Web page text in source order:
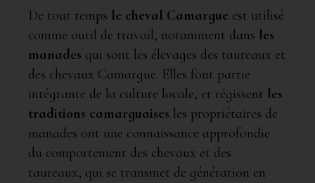
De tout temps le cheval Camargue est utilisé
comme outil de travail, notamment dans les
manades qui sont les élevages des taureaux et
des chevaux Camargue. Elles font partie
intégrante de la culture locale, et régissent les
traditions camarguaises les propriétaires de
manades ont une connaissance approfondie
du comportement des chevaux et des
taureaux, qui se transmet de génération en